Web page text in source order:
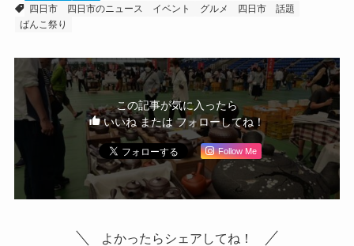
四日市
四日市のニュース イベント グルメ
四日市 話題
ばんこ祭り
この記事が気に入ったら
いいね または フォローしてね！
Follow Me
よかったらシェアしてね！